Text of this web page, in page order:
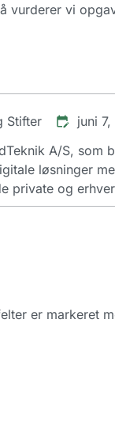
vurderer vi
Stifter
juni
A/S, som
løsninger
private og
er markeret